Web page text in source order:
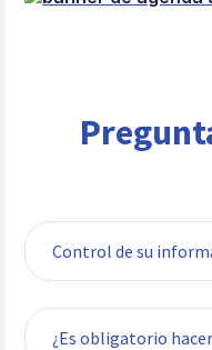
Control de su
¿Es obligatorio